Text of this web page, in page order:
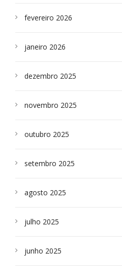
fevereiro 2026
janeiro 2026
dezembro 2025
novembro 2025
outubro 2025
setembro 2025
agosto 2025
julho 2025
junho 2025